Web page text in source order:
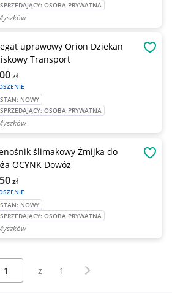
SPRZEDAJĄCY: OSOBA PRYWATNA
uprawowy Orion Dziekan
Transport
zł
STAN: NOWY
SPRZEDAJĄCY: OSOBA PRYWATNA
ślimakowy Żmijka do
OCYNK Dowóz
zł
STAN: NOWY
SPRZEDAJĄCY: OSOBA PRYWATNA
stronę:
z 1 Następna strona